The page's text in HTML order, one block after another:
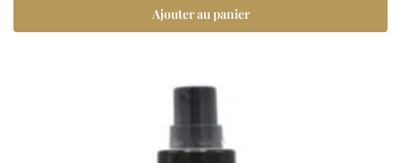
Ajouter au panier